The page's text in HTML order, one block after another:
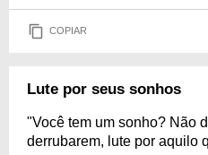
COPIAR
Lute por seus sonhos
"Você tem um sonho? Não
derrubarem, lute por aquilo